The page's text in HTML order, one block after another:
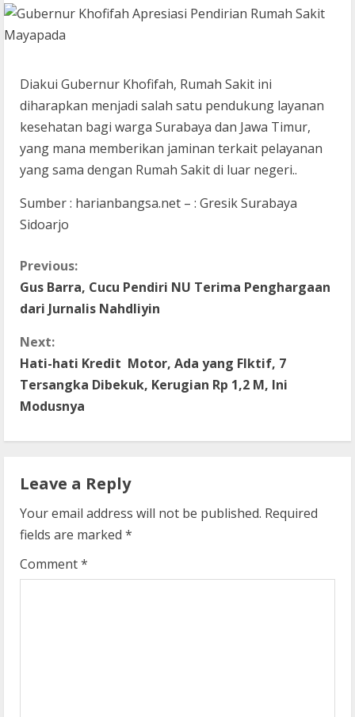
Diakui Gubernur Khofifah, Rumah Sakit ini
diharapkan menjadi salah satu pendukung layanan
kesehatan bagi warga Surabaya dan Jawa Timur,
yang mana memberikan jaminan terkait pelayanan
yang sama dengan Rumah Sakit di luar negeri..
Sumber : harianbangsa.net – : Gresik Surabaya
Sidoarjo
C
o
n
t
i
n
u
e
R
e
Previous:
Gus Barra, Cucu Pendiri NU Terima Penghargaan
dari Jurnalis Nahdliyin
Next:
Hati-hati Kredit Motor, Ada yang FIktif, 7
Tersangka Dibekuk, Kerugian Rp 1,2 M, Ini
Modusnya
Leave a Reply
Your email address will not be published. Required
fields are marked *
Comment*